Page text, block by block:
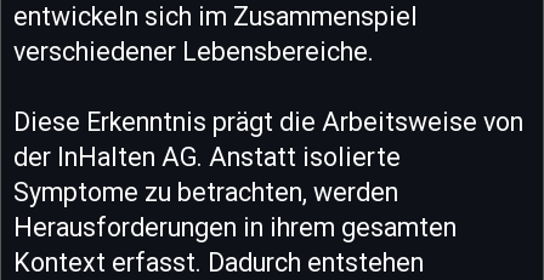
entwickeln sich im Zusammenspiel
verschiedener Lebensbereiche.
Diese Erkenntnis prägt die Arbeitsweise von
der InHalten AG. Anstatt isolierte
Symptome zu betrachten, werden
Herausforderungen in ihrem gesamten
Kontext erfasst. Dadurch entstehen